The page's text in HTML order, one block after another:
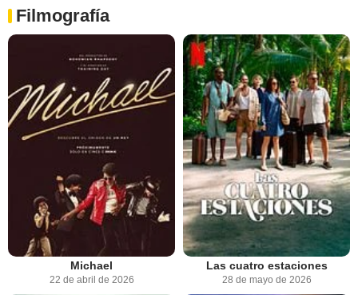
Filmografía
Michael
22 de abril de 2026
Las cuatro estaciones
28 de mayo de 2026